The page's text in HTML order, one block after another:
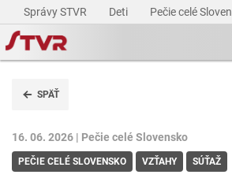
Správy STVR Deti Pečie celé
SPÄŤ
16. 06. 2026 | Pečie celé Slovensko
PEČIE CELÉ SLOVENSKO VZŤAHY SÚŤAŽ